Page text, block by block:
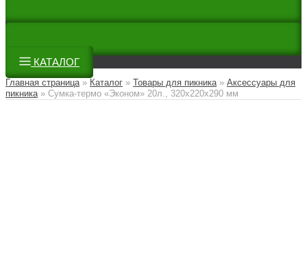
КАТАЛОГ
Главная страница» Каталог » Товары для пикника» Аксессуары для
пикника» Сумка-термо «Эконом» 20л., 320x220x290 мм